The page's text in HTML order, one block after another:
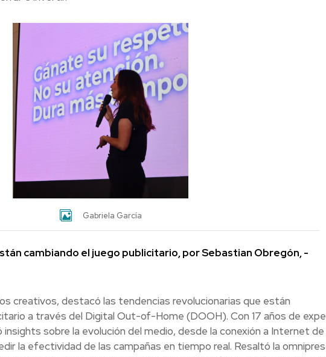
Gabriela García
cambiando el juego publicitario, por Sebastian Obregón, -
creativos, destacó las tendencias revolucionarias que están
a través del Digital Out-of-Home (DOOH). Con 17 años de
sobre la evolución del medio, desde la conexión a Internet de
la efectividad de las campañas en tiempo real. Resaltó la